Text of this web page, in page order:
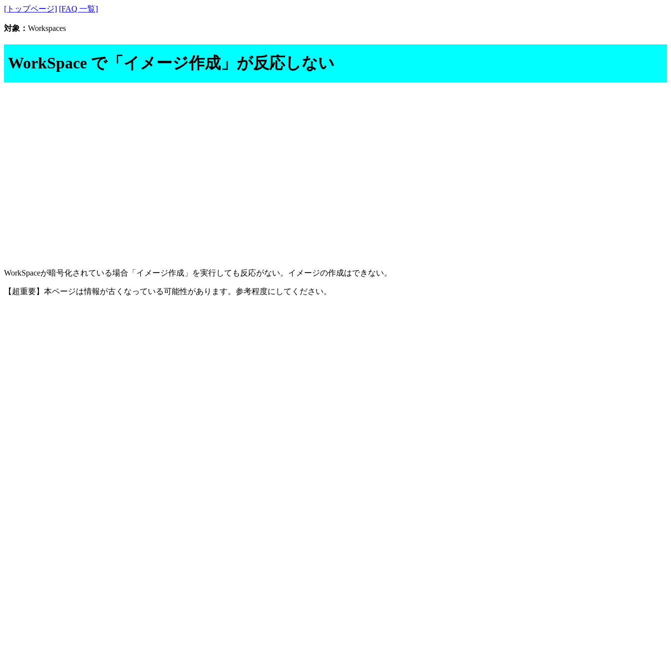
[トップページ] [FAQ 一覧]
対象： Workspaces
WorkSpace で「イメージ作成」が反応しない
WorkSpaceが暗号化されている場合「イメージ作成」を実行しても反応がない。イメージの作成はできない。
【超重要】本ページは情報が古くなっている可能性があります。参考程度にしてください。